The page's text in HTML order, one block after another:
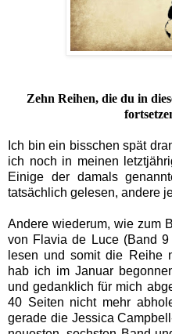
Zehn Reihen, die du in
Ich bin ein bisschen spät
ich noch in meinen
Einige der damals
tatsächlich gelesen, andere
Andere wiederum, wie zum
von Flavia de Luce (Band
lesen und somit die Reihe
hab ich im Januar
und gedanklich für mich
40 Seiten nicht mehr
gerade die Jessica